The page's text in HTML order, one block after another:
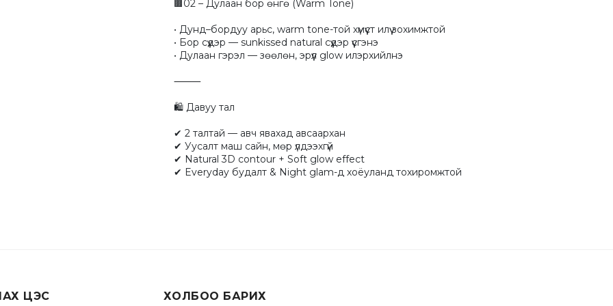
🟫02 – Дулаан бор өнгө (Warm Tone)
• Дунд–бордуу арьс, warm tone-той хүмүүст илүү зохимжтой
• Бор сүүдэр — sunkissed natural сүүдэр үүсгэнэ
• Дулаан гэрэл — зөөлөн, эрүүл glow илэрхийлнэ
⸻
🛍 Давуу тал
✔ 2 талтай — авч явахад авсаархан
✔ Уусалт маш сайн, мөр үлдээхгүй
✔ Natural 3D contour + Soft glow effect
✔ Everyday будалт & Night glam-д хоёуланд тохиромжтой
ЦЭС ХОЛБОО БАРИХ